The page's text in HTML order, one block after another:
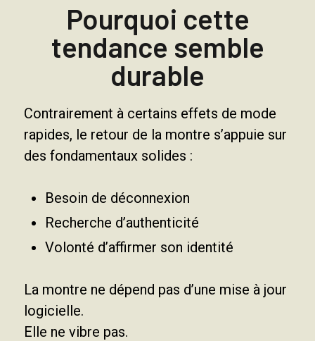
Pourquoi cette
tendance semble
durable
Contrairement à certains effets de mode
rapides, le retour de la montre s’appuie sur
des fondamentaux solides :
Besoin de déconnexion
Recherche d’authenticité
Volonté d’affirmer son identité
La montre ne dépend pas d’une mise à jour
logicielle.
Elle ne vibre pas.